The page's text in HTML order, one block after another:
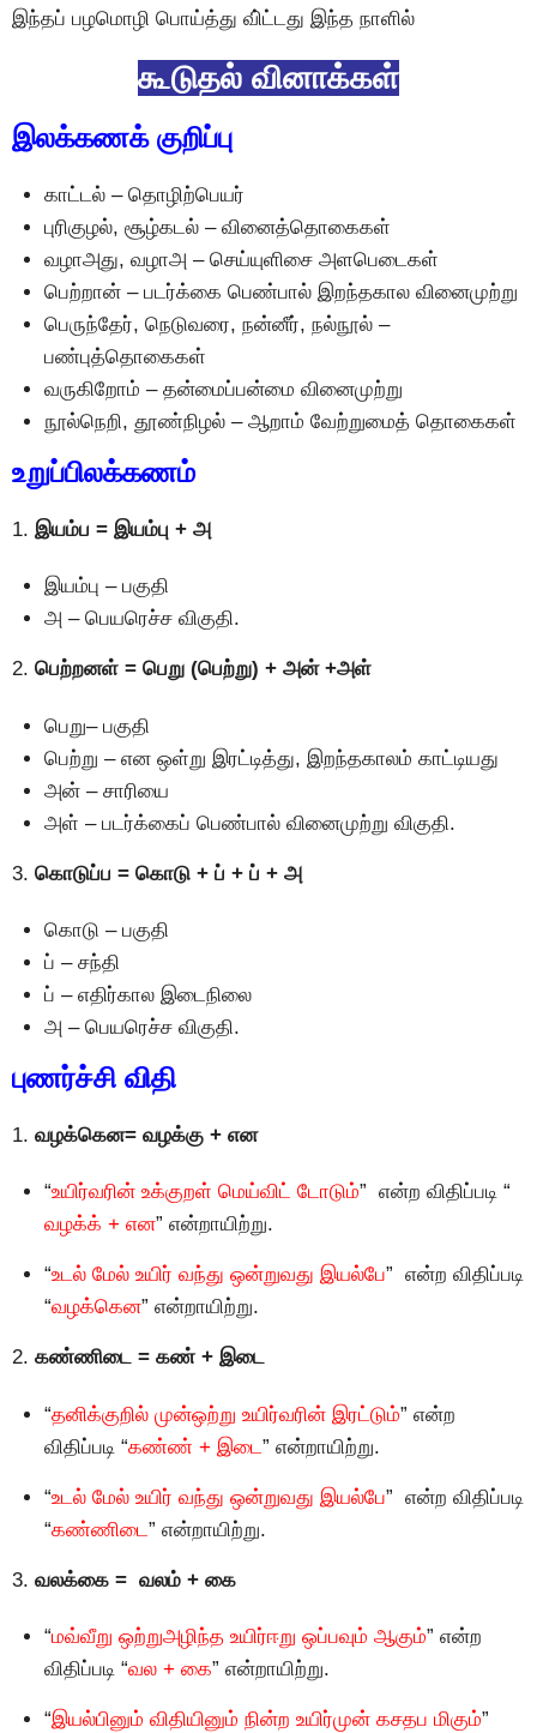
இந்தப் பழமொழி பொய்த்து வி்ட்டது இந்த நாளில்
கூடுதல் வினாக்கள்
இலக்கணக் குறிப்பு
காட்டல் – தொழிற்பெயர்
புரிகுழல், சூழ்கடல் – வினைத்தொகைகள்
வழாஅது, வழாஅ – செய்யுளிசை அளபெடைகள்
பெற்றான் – படர்க்கை பெண்பால் இறந்தகால வினைமுற்று
பெருந்தேர், நெடுவரை, நன்னீர், நல்நூல் –
பண்புத்தொகைகள்
வருகிறோம் – தன்மைப்பன்மை வினைமுற்று
நூல்நெறி, தூண்நிழல் – ஆறாம் வேற்றுமைத் தொகைகள்
உறுப்பிலக்கணம்
1. இயம்ப = இயம்பு + அ
இயம்பு – பகுதி
அ – பெயரெச்ச விகுதி.
2. பெற்றனள் = பெறு (பெற்று) + அன் +அள்
பெறு– பகுதி
பெற்று – என ஒள்று இரட்டித்து, இறந்தகாலம் காட்டியது
அன் – சாரியை
அள் – படர்க்கைப் பெண்பால் வினைமுற்று விகுதி.
3. கொடுப்ப = கொடு + ப் + ப் + அ
கொடு – பகுதி
ப் – சந்தி
ப் – எதிர்கால இடைநிலை
அ – பெயரெச்ச விகுதி.
புணர்ச்சி விதி
1. வழக்கென= வழக்கு + என
“உயிர்வரின் உக்குறள் மெய்விட் டோடும்” என்ற விதிப்படி “
வழக்க் + என” என்றாயிற்று.
“உடல் மேல் உயிர் வந்து ஒன்றுவது இயல்பே” என்ற விதிப்படி
“வழக்கென” என்றாயிற்று.
2. கண்ணிடை = கண் + இடை
“தனிக்குறில் முன்ஒற்று உயிர்வரின் இரட்டும்” என்ற
விதிப்படி “கண்ண் + இடை” என்றாயிற்று.
“உடல் மேல் உயிர் வந்து ஒன்றுவது இயல்பே” என்ற விதிப்படி
“கண்ணிடை” என்றாயிற்று.
3. வலக்கை = வலம் + கை
“மவ்வீறு ஒற்றுஅழிந்த உயிர்ஈறு ஒப்பவும் ஆகும்” என்ற
விதிப்படி “வல + கை” என்றாயிற்று.
“இயல்பினும் விதியினும் நின்ற உயிர்முன் கசதப மிகும்”